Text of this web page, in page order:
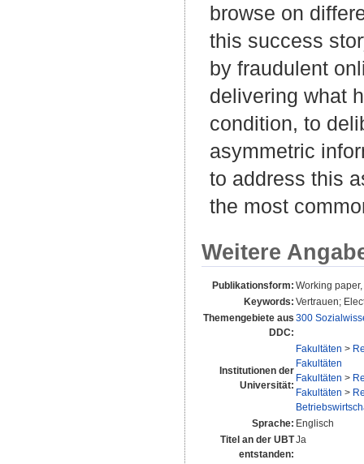
browse on
this success
by fraudulent
delivering what
condition, to
asymmetric
to address this
the most
Weitere
Publikationsform: Working
Keywords: Vertrauen;
Themengebiete aus
DDC:
300
Institutionen der
Universität:
Fakultäten >
Fakultäten
Fakultäten >
Fakultäten >
Sprache: Englisch
Titel an der UBT
entstanden:
Ja